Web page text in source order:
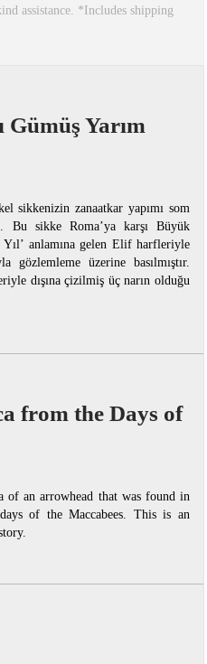
assistance. *Includes shipping
Gümüş Yarım
sikkenizin zanaatkar yapımı som
Bu sikke Roma’ya karşı Büyük
anlamına gelen Elif harfleriyle
gözlemleme üzerine basılmıştır.
dışına çizilmiş üç narın olduğu
from the Days of
of an arrowhead that was found in
of the Maccabees. This is an